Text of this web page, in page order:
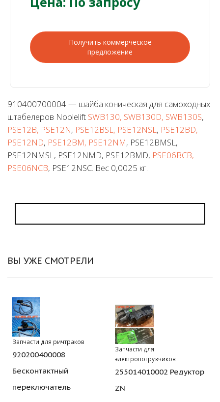
Получить коммерческое
предложение
910400700004 — шайба коническая для самоходных
штабелеров Noblelift SWB130, SWB130D, SWB130S,
PSE12B, PSE12N, PSE12BSL, PSE12NSL, PSE12BD,
PSE12ND, PSE12BM, PSE12NM, PSE12BMSL,
PSE12NMSL, PSE12NMD, PSE12BMD, PSE06BCB,
PSE06NCB, PSE12NSC. Вес 0,0025 кг.
ВЫ УЖЕ СМОТРЕЛИ
Запчасти для ричтраков
920200400008
Бесконтактный
переключатель
Запчасти для
электропогрузчиков
255014010002 Редуктор
ZN